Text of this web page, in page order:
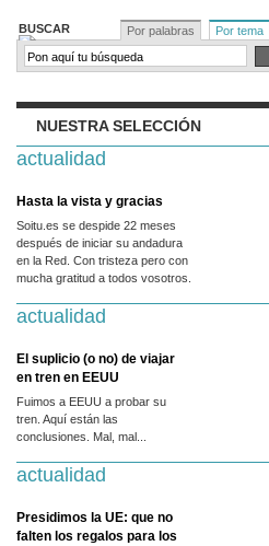
BUSCAR Por palabras Por tema
NUESTRA SELECCIÓN
actualidad
Hasta la vista y gracias
Soitu.es se despide 22 meses
después de iniciar su andadura
en la Red. Con tristeza pero con
mucha gratitud a todos vosotros.
actualidad
El suplicio (o no) de viajar
en tren en EEUU
Fuimos a EEUU a probar su
tren. Aquí están las
conclusiones. Mal, mal...
actualidad
Presidimos la UE: que no
falten los regalos para los